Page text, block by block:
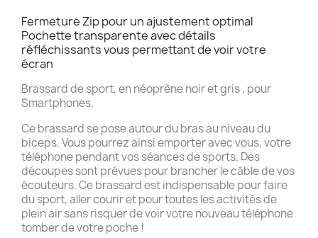
Fermeture Zip pour un ajustement optimal
Pochette transparente avec détails
réfléchissants vous permettant de voir votre
écran
Brassard de sport, en néoprène noir et gris , pour
Smartphones.
Ce brassard se pose autour du bras au niveau du
biceps. Vous pourrez ainsi emporter avec vous, votre
téléphone pendant vos séances de sports. Des
découpes sont prévues pour brancher le câble de vos
écouteurs. Ce brassard est indispensable pour faire
du sport, aller courir et pour toutes les activités de
plein air sans risquer de voir votre nouveau téléphone
tomber de votre poche !